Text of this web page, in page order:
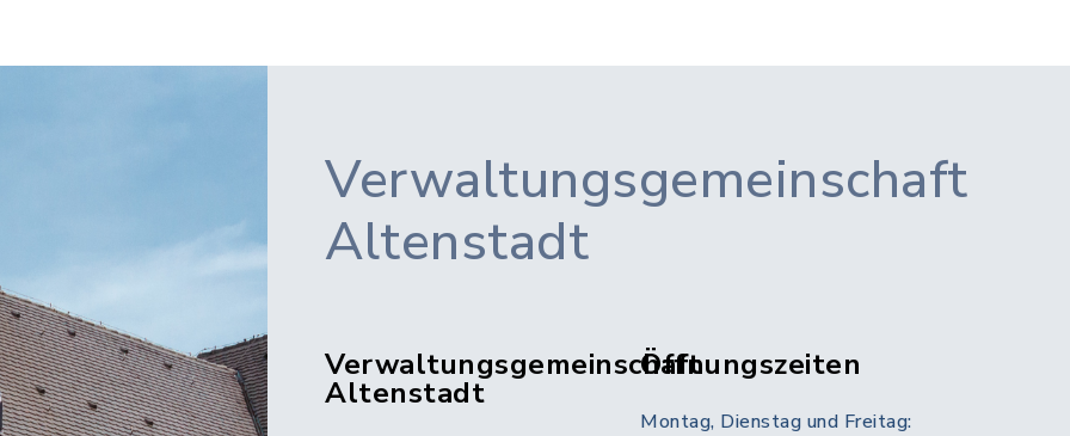
Verwaltungsgemeinschaft
Altenstadt
Verwaltungsgemeinschaft
Altenstadt
Öffnungszeiten
Montag, Dienstag und Freitag: